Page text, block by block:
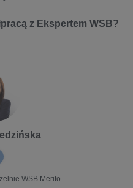
z Ekspertem WSB?
WSB Merito